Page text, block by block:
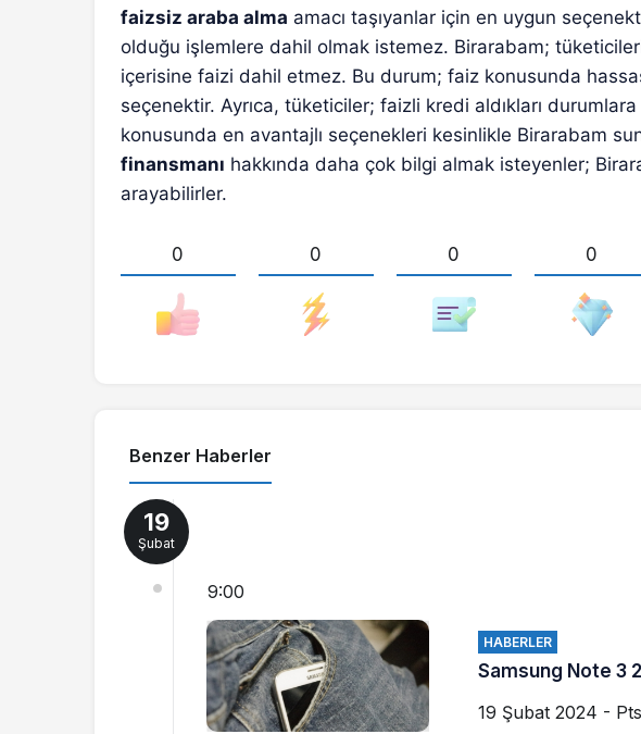
faizsiz araba alma amacı taşıyanlar için en uygun
olduğu işlemlere dahil olmak istemez. Birarabam;
içerisine faizi dahil etmez. Bu durum; faiz konusunda
seçenektir. Ayrıca, tüketiciler; faizli kredi aldıkları
konusunda en avantajlı seçenekleri kesinlikle Birarabam
finansmanı hakkında daha çok bilgi almak isteyenler;
arayabilirler.
0 0 0 0
Benzer Haberler
19
Şubat
9:00
HABERLER
Samsung Note 3
19 Şubat 2024 -